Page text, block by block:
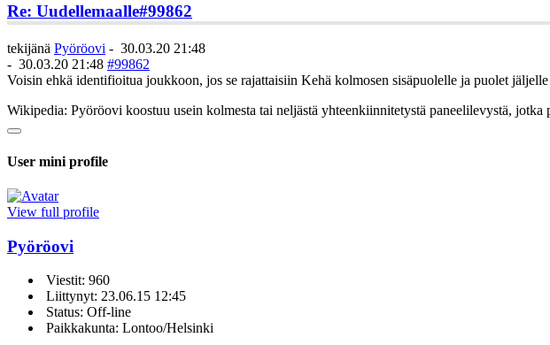
Re: Uudellemaalle#99862
tekijänä Pyöröovi - 30.03.20 21:48
- 30.03.20 21:48 #99862
Voisin ehkä identifioitua joukkoon, jos se rajattaisiin Kehä kolmosen sisäpuolelle ja puolet
Wikipedia: Pyöröovi koostuu usein kolmesta tai neljästä yhteenkiinnitetystä paneelilevystä,
User mini profile
View full profile
Pyöröovi
Viestit: 960
Liittynyt: 23.06.15 12:45
Status: Off-line
Paikkakunta: Lontoo/Helsinki